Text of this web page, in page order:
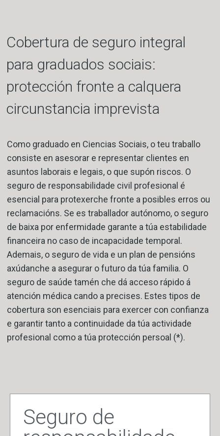
Cobertura de seguro integral
para graduados sociais:
protección fronte a calquera
circunstancia imprevista
Como graduado en Ciencias Sociais, o teu traballo
consiste en asesorar e representar clientes en
asuntos laborais e legais, o que supón riscos. O
seguro de responsabilidade civil profesional é
esencial para protexerche fronte a posibles erros ou
reclamacións. Se es traballador autónomo, o seguro
de baixa por enfermidade garante a túa estabilidade
financeira no caso de incapacidade temporal.
Ademais, o seguro de vida e un plan de pensións
axúdanche a asegurar o futuro da túa familia. O
seguro de saúde tamén che dá acceso rápido á
atención médica cando a precises. Estes tipos de
cobertura son esenciais para exercer con confianza
e garantir tanto a continuidade da túa actividade
profesional como a túa protección persoal (*).
Seguro de